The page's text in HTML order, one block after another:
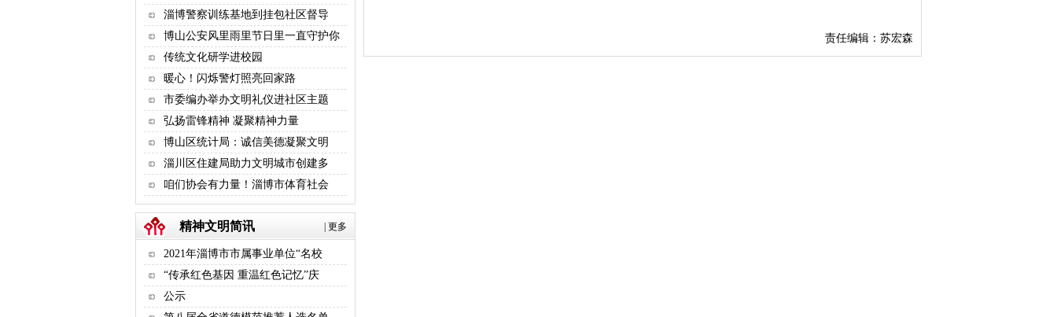
淄博警察训练基地到挂包社区督导
博山公安风里雨里节日里一直守护你
传统文化研学进校园
暖心！闪烁警灯照亮回家路
市委编办举办文明礼仪进社区主题
弘扬雷锋精神 凝聚精神力量
博山区统计局：诚信美德凝聚文明
淄川区住建局助力文明城市创建多
咱们协会有力量！淄博市体育社会
更多
精神文明简讯
2021年淄博市市属事业单位“名校
“传承红色基因 重温红色记忆”庆
公示
责任编辑：苏宏森